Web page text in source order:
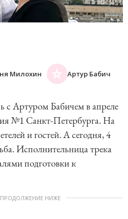
Милохин Артур Бабич
с Артуром Бабичем в апреле
№1 Санкт-Петербурга. На
и гостей. А сегодня, 4
Исполнительница трека
подготовки к
ПРОДОЛЖЕНИЕ НИЖЕ